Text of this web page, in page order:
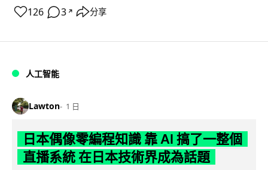
126 3 ↗ 分享
人工智能
Lawton 1 日
日本偶像零編程知識 靠 AI 搞了一整個
直播系統 在日本技術界成為話題